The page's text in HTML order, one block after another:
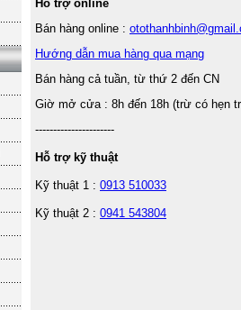
Hỗ trợ online
Bán hàng online :
Hướng dẫn mua hàng qua mạng
Bán hàng cả tuần, từ thứ 2 đến CN
Giờ mở cửa : 8h đến 18h (trừ có hẹn
----------------------
Hỗ trợ kỹ thuật
Kỹ thuật 1 : 0913 510033
Kỹ thuật 2 : 0941 543804